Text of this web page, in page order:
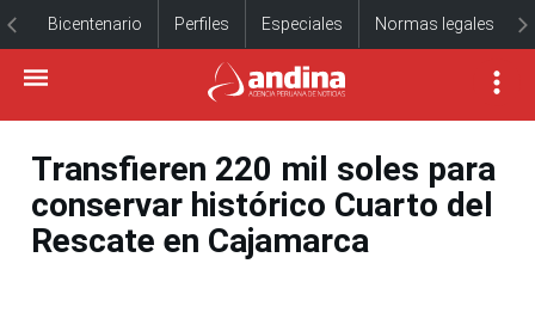
Bicentenario Perfiles Especiales Normas legales
Transfieren 220 mil soles para
conservar histórico Cuarto del
Rescate en Cajamarca